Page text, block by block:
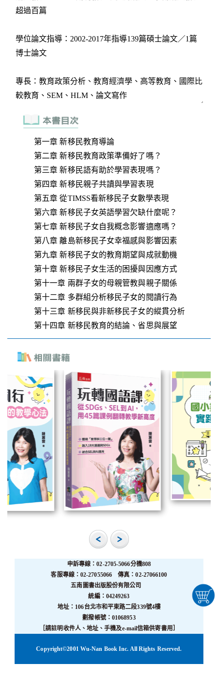
第一章 新移民教育導論
第二章 新移民教育政策準備好了嗎？
第三章 新移民語有助於學習表現嗎？
第四章 新移民親子共讀與學習表現
第五章 從TIMSS看新移民子女數學表現
第六章 新移民子女英語學習欠缺什麼呢？
第七章 新移民子女自我概念影響適應嗎？
第八章 離島新移民子女幸福感與影響因素
第九章 新移民子女的教育期望與成就動機
第十章 新移民子女生活的困擾與因應方式
第十一章 兩群子女的母親管教與親子關係
第十二章 多群組分析移民子女的閱讀行為
第十三章 新移民與非新移民子女的縱貫分析
第十四章 新移民教育的結論、省思與展望
申訴專線：02-2705-5066分機808
客服專線：02-27055066 傳真：02-27066100
五南圖書出版股份有限公司
統編：04249263
地址：106台北市和平東路二段339號4樓
劃撥帳號：01068953
［請註明收件人、地址、手機及e-mail信箱供寄書用］
Copyright©2001 Wu-Nan Book Inc. All Rights Reserved.